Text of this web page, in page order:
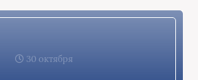
30 октября